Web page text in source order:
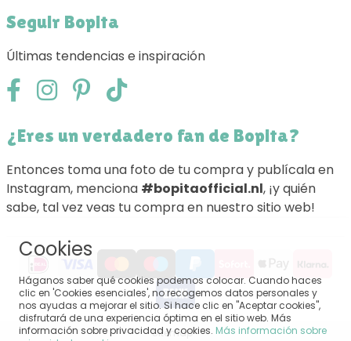
Seguir Bopita
Últimas tendencias e inspiración
¿Eres un verdadero fan de Bopita?
Entonces toma una foto de tu compra y publícala en
Instagram, menciona #bopitaofficial.nl, ¡y quién
sabe, tal vez veas tu compra en nuestro sitio web!
Sitemap
Cookies
Háganos saber qué cookies podemos colocar. Cuando haces
clic en 'Cookies esenciales', no recogemos datos personales y
nos ayudas a mejorar el sitio. Si hace clic en "Aceptar cookies",
disfrutará de una experiencia óptima en el sitio web. Más
información sobre privacidad y cookies. Más información sobre